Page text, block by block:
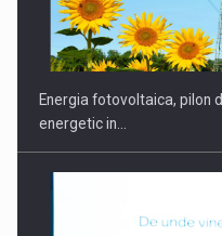
Energia fotovoltaica, pilon
energetic in…